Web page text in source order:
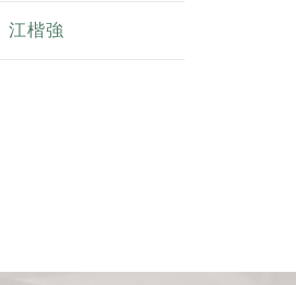
江楷強